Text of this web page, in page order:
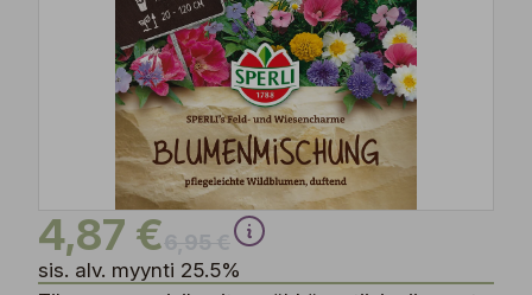
4,87 €
sis. alv. myynti 25.5%